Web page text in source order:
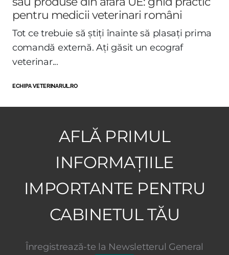
pentru medicii veterinari români
Tot ce trebuie să știți înainte să plasați prima
comandă externă. Ați găsit un ecograf
veterinar...
ECHIPA VETERINARUL.RO
AFLĂ PRIMUL
INFORMAȚIILE
IMPORTANTE PENTRU
CABINETUL TĂU
Înregistrează-te la Newsletterul General